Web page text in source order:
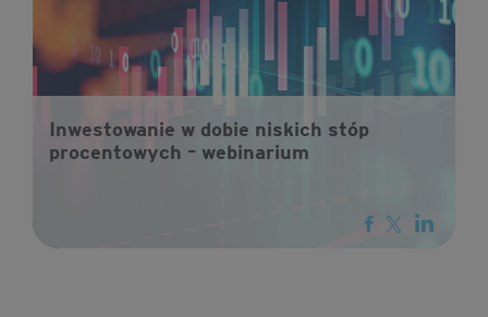
Inwestowanie w dobie niskich stóp
procentowych – webinarium